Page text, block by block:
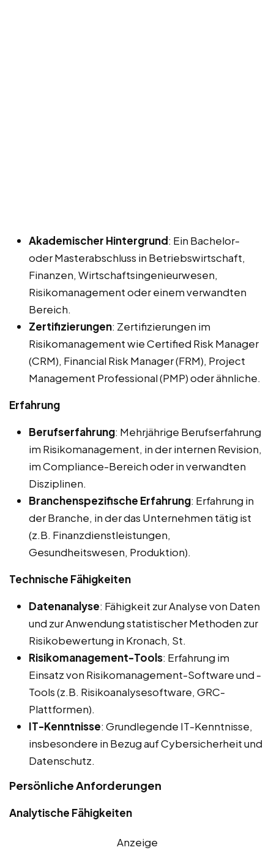
Akademischer Hintergrund: Ein Bachelor-
oder Masterabschluss in Betriebswirtschaft,
Finanzen, Wirtschaftsingenieurwesen,
Risikomanagement oder einem verwandten
Bereich.
Zertifizierungen: Zertifizierungen im
Risikomanagement wie Certified Risk Manager
(CRM), Financial Risk Manager (FRM), Project
Management Professional (PMP) oder ähnliche.
Erfahrung
Berufserfahrung: Mehrjährige Berufserfahrung
im Risikomanagement, in der internen Revision,
im Compliance-Bereich oder in verwandten
Disziplinen.
Branchenspezifische Erfahrung: Erfahrung in
der Branche, in der das Unternehmen tätig ist
(z.B. Finanzdienstleistungen,
Gesundheitswesen, Produktion).
Technische Fähigkeiten
Datenanalyse: Fähigkeit zur Analyse von Daten
und zur Anwendung statistischer Methoden zur
Risikobewertung in Kronach, St.
Risikomanagement-Tools: Erfahrung im
Einsatz von Risikomanagement-Software und -
Tools (z.B. Risikoanalysesoftware, GRC-
Plattformen).
IT-Kenntnisse: Grundlegende IT-Kenntnisse,
insbesondere in Bezug auf Cybersicherheit und
Datenschutz.
Persönliche Anforderungen
Analytische Fähigkeiten
Anzeige